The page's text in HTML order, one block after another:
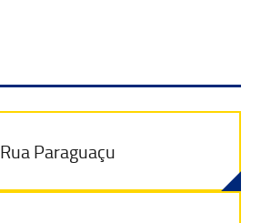
Rua Paraguaçu